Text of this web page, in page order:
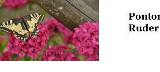
Ruder